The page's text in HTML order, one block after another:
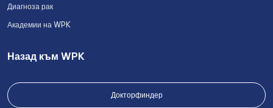
Диагноза рак
Академии на WPK
Назад към WPK
Докторфиндер